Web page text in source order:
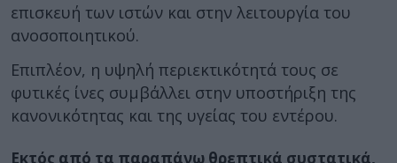
επισκευή των ιστών και στην λειτουργία του
ανοσοποιητικού.
Επιπλέον, η υψηλή περιεκτικότητά τους σε
φυτικές ίνες συμβάλλει στην υποστήριξη της
κανονικότητας και της υγείας του εντέρου.
Εκτός από τα παραπάνω θρεπτικά συστατικά,